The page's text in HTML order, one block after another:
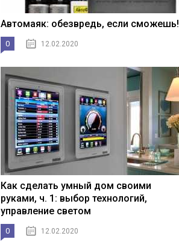
Автомаяк: обезвредь, если сможешь!
0 12.02.2020
Как сделать умный дом своими
руками, ч. 1: выбор технологий,
управление светом
0 12.02.2020